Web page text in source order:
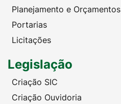
Planejamento e Orçamentos
Portarias
Licitações
Legislação
Criação SIC
Criação Ouvidoria